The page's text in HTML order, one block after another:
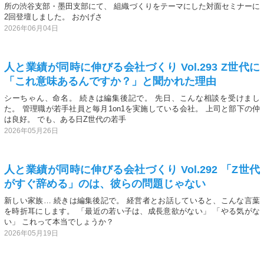
所の渋谷支部・墨田支部にて、 組織づくりをテーマにした対面セミナーに
2回登壇しました。 おかげさ
2026年06月04日
人と業績が同時に伸びる会社づくり Vol.293 Z世代に
「これ意味あるんですか？」と聞かれた理由
シーちゃん、命名。 続きは編集後記で。 先日、こんな相談を受けまし
た。 管理職が若手社員と毎月1on1を実施している会社。 上司と部下の仲
は良好。 でも、ある日Z世代の若手
2026年05月26日
人と業績が同時に伸びる会社づくり Vol.292 「Z世代
がすぐ辞める」のは、彼らの問題じゃない
新しい家族… 続きは編集後記で。 経営者とお話していると、こんな言葉
を時折耳にします。 「最近の若い子は、成長意欲がない」 「やる気がな
い」 これって本当でしょうか？
2026年05月19日